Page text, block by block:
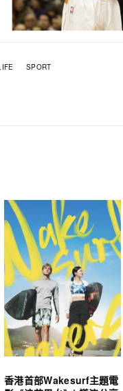
SPORT
香港首部Wakesurf主題電